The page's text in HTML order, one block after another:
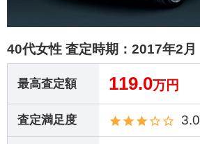
40代女性 査定時期： 2017年2月
最高査定額 119.0万円
査定満足度 3.0